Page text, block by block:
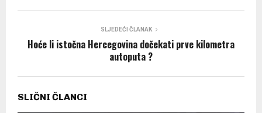
SLJEDEĆI ČLANAK
Hoće li istočna Hercegovina dočekati prve kilometra
autoputa ?
SLIČNI ČLANCI